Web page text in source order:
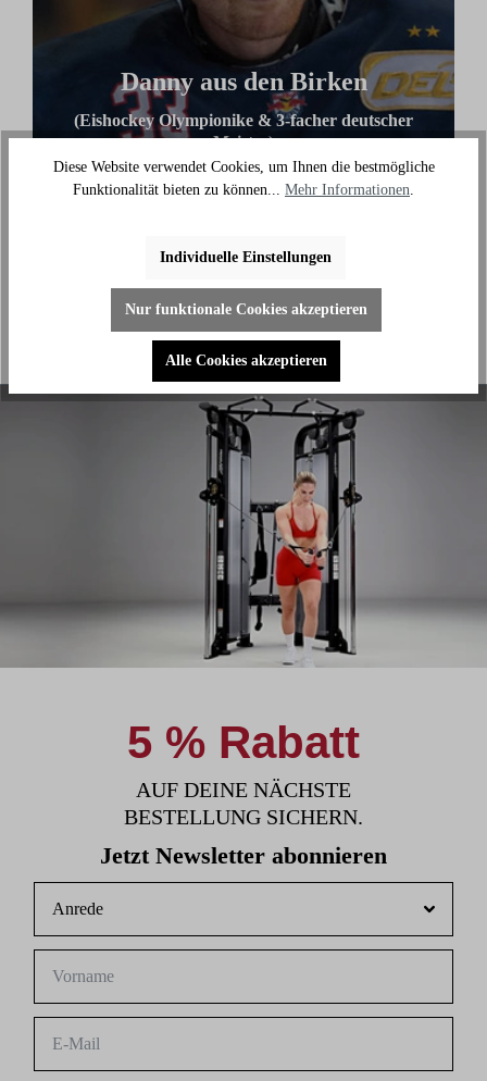
Danny aus den Birken
(Eishockey Olympionike & 3-facher deutscher
Meister)
"Ich benutze das Bike jeden Tag und es hilft mir
außerhalb des Eises an meiner Fitness zu arbeiten."
5 % Rabatt
AUF DEINE NÄCHSTE
BESTELLUNG SICHERN.
Jetzt Newsletter abonnieren
Diese Website verwendet Cookies, um Ihnen die bestmögliche
Funktionalität bieten zu können... Mehr Informationen
Individuelle Einstellungen
Nur funktionale Cookies akzeptieren
Alle Cookies akzeptieren